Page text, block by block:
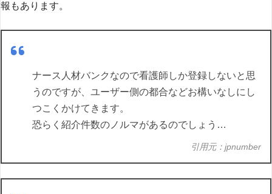
報もあります。
ナース人材バンクなので看護師しか登録しないと思
うのですが、ユーザー側の都合などお構いなしにし
つこくかけてきます。
恐らく紹介件数のノルマがあるのでしょう…
引用元：jpnumber